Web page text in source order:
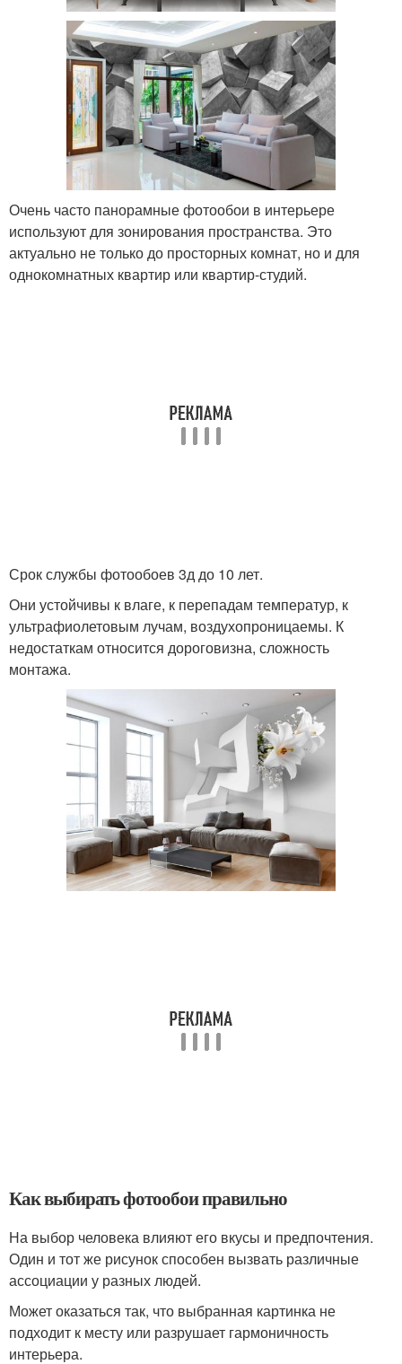
Очень часто панорамные фотообои в интерьере
используют для зонирования пространства. Это
актуально не только до просторных комнат, но и для
однокомнатных квартир или квартир-студий.
Срок службы фотообоев 3д до 10 лет.
Они устойчивы к влаге, к перепадам температур, к
ультрафиолетовым лучам, воздухопроницаемы. К
недостаткам относится дороговизна, сложность
монтажа.
Как выбирать фотообои правильно
На выбор человека влияют его вкусы и предпочтения.
Один и тот же рисунок способен вызвать различные
ассоциации у разных людей.
Может оказаться так, что выбранная картинка не
подходит к месту или разрушает гармоничность
интерьера.